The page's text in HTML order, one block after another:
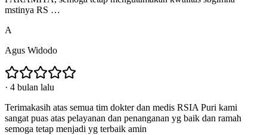
mstinya RS …
A
Agus Widodo
· 4 bulan lalu
Terimakasih atas semua tim dokter dan medis RSIA Puri kami
sangat puas atas pelayanan dan penanganan yg baik dan ramah
semoga tetap menjadi yg terbaik amin